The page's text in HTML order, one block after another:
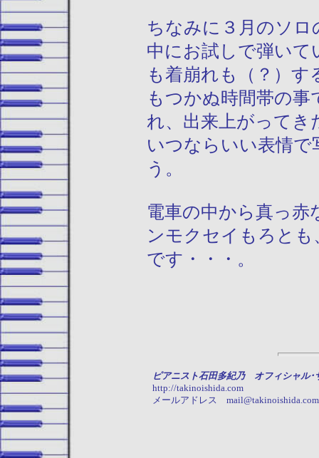
ちなみに３月のソ
中にお試しで弾い
も着崩れも（？）
もつかぬ時間帯の
れ、出来上がって
いつならいい表情で
う。
電車の中から真っ
ンモクセイもろと
です・・・。
ピアニスト石田多紀乃 オフィシャル･
http://takinoishida.com
メールアドレス mail@takinoishida.com